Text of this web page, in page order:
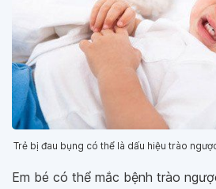
Trẻ bị đau bụng có thể là dấu hiệu trào
Em bé có thể mắc bệnh trào